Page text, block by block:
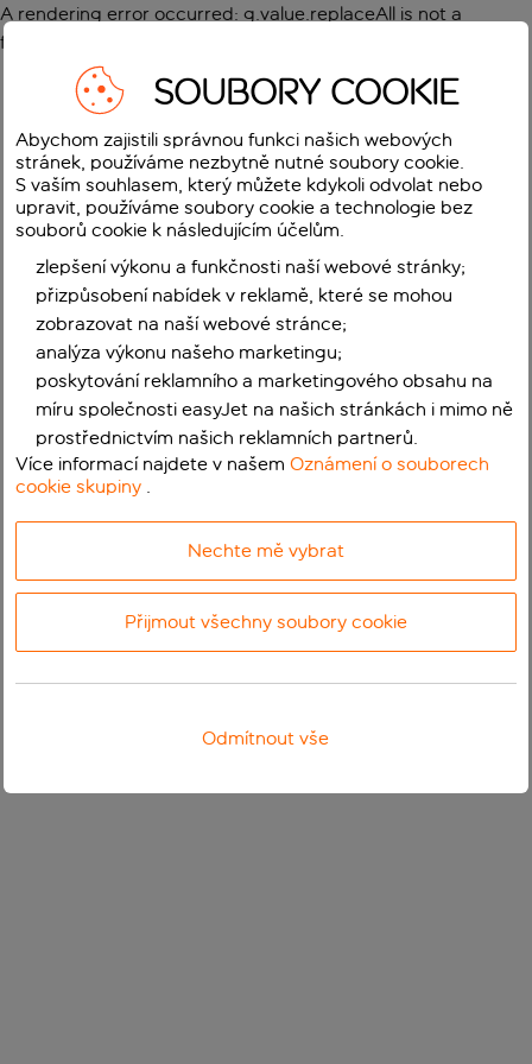
A rendering error occurred: g.value.replaceAll is not a
function
SOUBORY COOKIE
Abychom zajistili správnou funkci našich webových
stránek, používáme nezbytně nutné soubory cookie.
S vaším souhlasem, který můžete kdykoli odvolat nebo
upravit, používáme soubory cookie a technologie bez
souborů cookie k následujícím účelům.
zlepšení výkonu a funkčnosti naší webové stránky;
přizpůsobení nabídek v reklamě, které se mohou
zobrazovat na naší webové stránce;
analýza výkonu našeho marketingu;
poskytování reklamního a marketingového obsahu na
míru společnosti easyJet na našich stránkách i mimo ně
prostřednictvím našich reklamních partnerů.
Více informací najdete v našemOznámení o souborech
cookie skupiny .
Nechte mě vybrat
Přijmout všechny soubory cookie
Odmítnout vše